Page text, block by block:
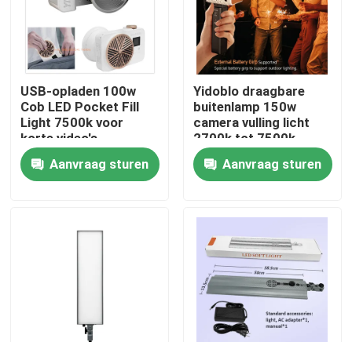
Over ons
Fabriekstocht
Kwaliteitscontrole
Neem contact met ons op
LEIDENE Videostudiolichten
USB-opladen 100w
Cob LED Pocket Fill
Light 7500k voor
korte video's
Verlichting
Aanvraag sturen
Yidoblo draagbare
buitenlamp 150w
camera vulling licht
2700k tot 7500k
camera vulling licht
met koelventilator
Aanvraag sturen